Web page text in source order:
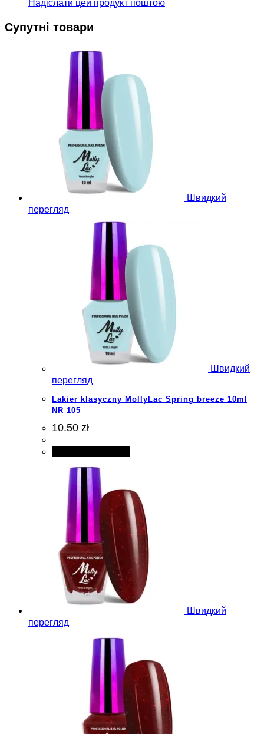
Надіслати цей продукт поштою
Супутні товари
Швидкий
перегляд
Швидкий
перегляд
Lakier klasyczny MollyLac Spring breeze 10ml
NR 105
10.50 zł
Швидкий
перегляд